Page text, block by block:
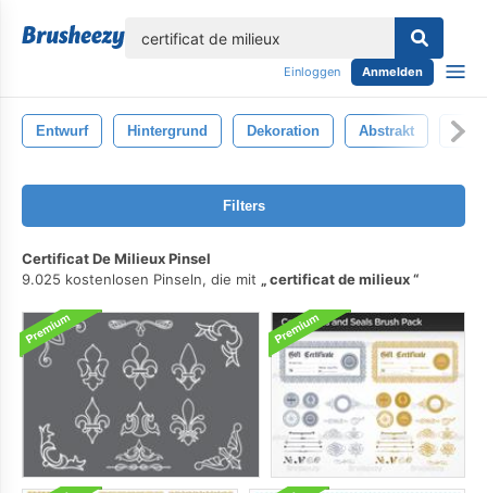
Einloggen Anmelden
Entwurf Hintergrund Dekoration Abstrakt
Filters
Certificat De Milieux Pinsel
9.025 kostenlosen Pinseln, die mit
certificat de milieux